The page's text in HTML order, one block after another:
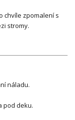
chvíle zpomalení s
stromy.
náladu.
pod deku.